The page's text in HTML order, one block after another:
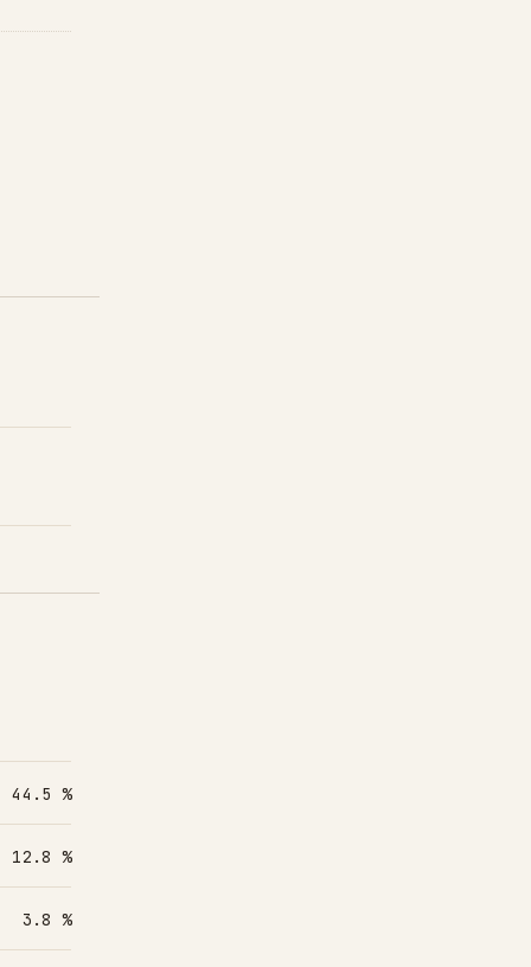
44.5 %
12.8 %
3.8 %